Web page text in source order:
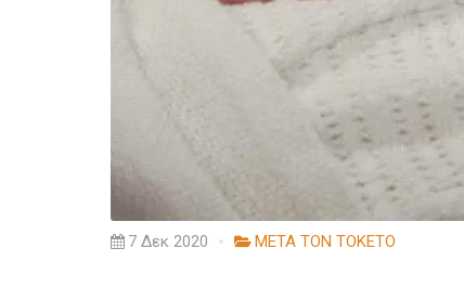
7 Δεκ 2020 ΜΕΤΑ ΤΟΝ ΤΟΚΕΤΟ